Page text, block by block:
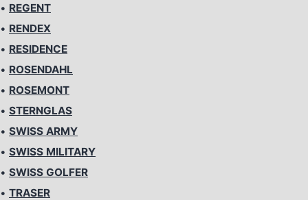
• REGENT
• RENDEX
• RESIDENCE
• ROSENDAHL
• ROSEMONT
• STERNGLAS
• SWISS ARMY
• SWISS MILITARY
• SWISS GOLFER
• TRASER